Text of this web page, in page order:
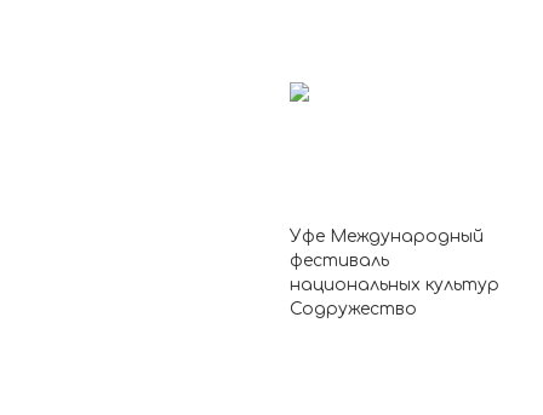
Уфе Международный
фестиваль
национальных культур
Содружество